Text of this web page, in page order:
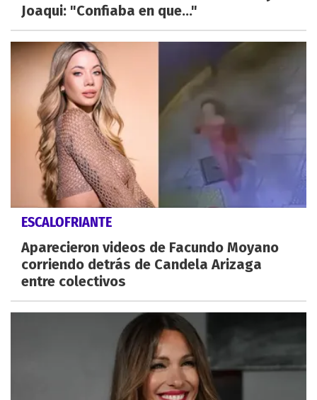
Joaqui: "Confiaba en que..."
ESCALOFRIANTE
Aparecieron videos de Facundo Moyano
corriendo detrás de Candela Arizaga
entre colectivos